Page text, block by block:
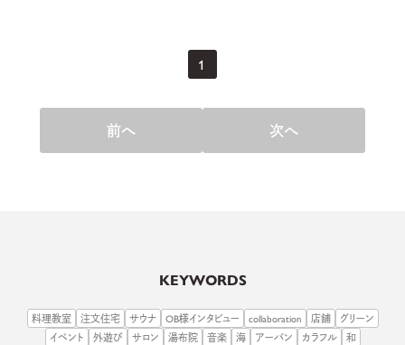
1
前へ 次へ
KEYWORDS
料理教室 注文住宅 サウナ OB様インタビュー collaboration 店舗
グリーン
イベント
外遊び サロン 湯布院 音楽 海 アーバン カラフル
和